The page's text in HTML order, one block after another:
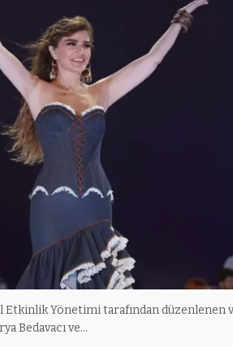
Etkinlik Yönetimi tarafından düzenlenen
Bedavacı ve…